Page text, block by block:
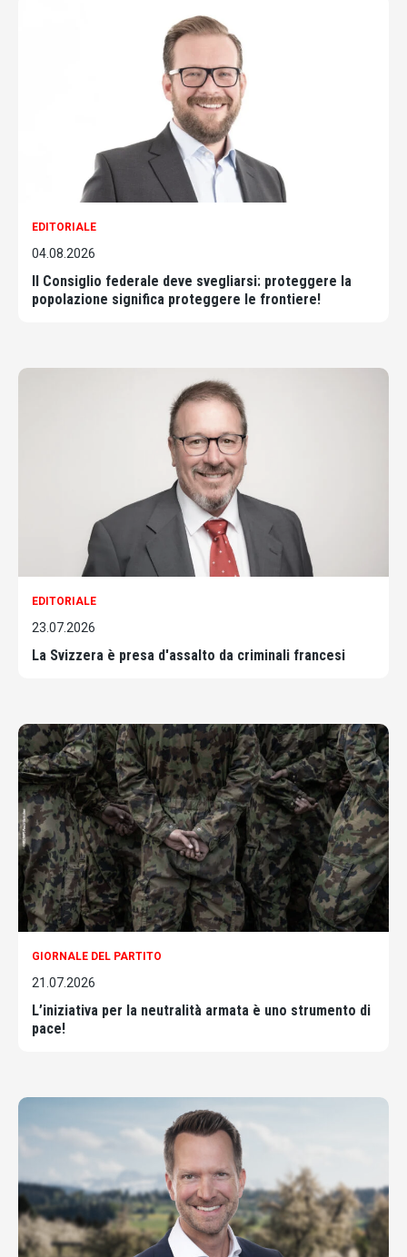
EDITORIALE
04.08.2026
Il Consiglio federale deve svegliarsi: proteggere la
popolazione significa proteggere le frontiere!
EDITORIALE
23.07.2026
La Svizzera è presa d'assalto da criminali francesi
GIORNALE DEL PARTITO
21.07.2026
L’iniziativa per la neutralità armata è uno strumento di
pace!